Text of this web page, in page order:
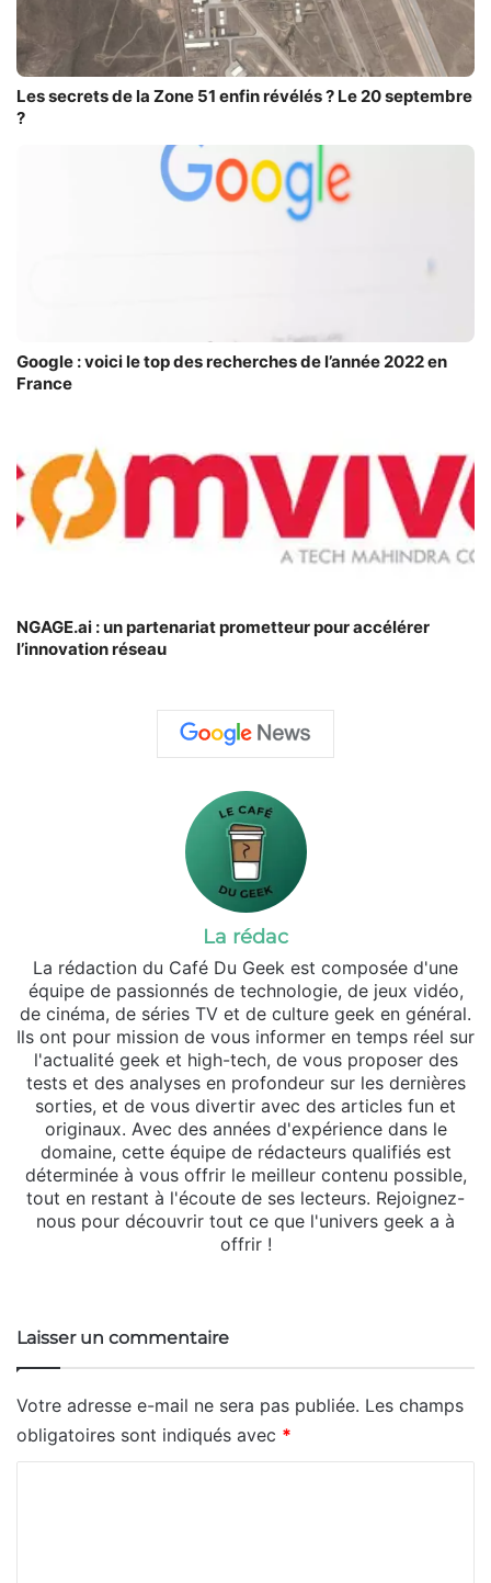
Les secrets de la Zone 51 enfin révélés ? Le 20 septembre
?
Google : voici le top des recherches de l’année 2022 en
France
NGAGE.ai : un partenariat prometteur pour accélérer
l’innovation réseau
La rédac
La rédaction du Café Du Geek est composée d'une
équipe de passionnés de technologie, de jeux vidéo,
de cinéma, de séries TV et de culture geek en général.
Ils ont pour mission de vous informer en temps réel sur
l'actualité geek et high-tech, de vous proposer des
tests et des analyses en profondeur sur les dernières
sorties, et de vous divertir avec des articles fun et
originaux. Avec des années d'expérience dans le
domaine, cette équipe de rédacteurs qualifiés est
déterminée à vous offrir le meilleur contenu possible,
tout en restant à l'écoute de ses lecteurs. Rejoignez-
nous pour découvrir tout ce que l'univers geek a à
offrir !
Laisser un commentaire
Votre adresse e-mail ne sera pas publiée. Les champs
obligatoires sont indiqués avec *